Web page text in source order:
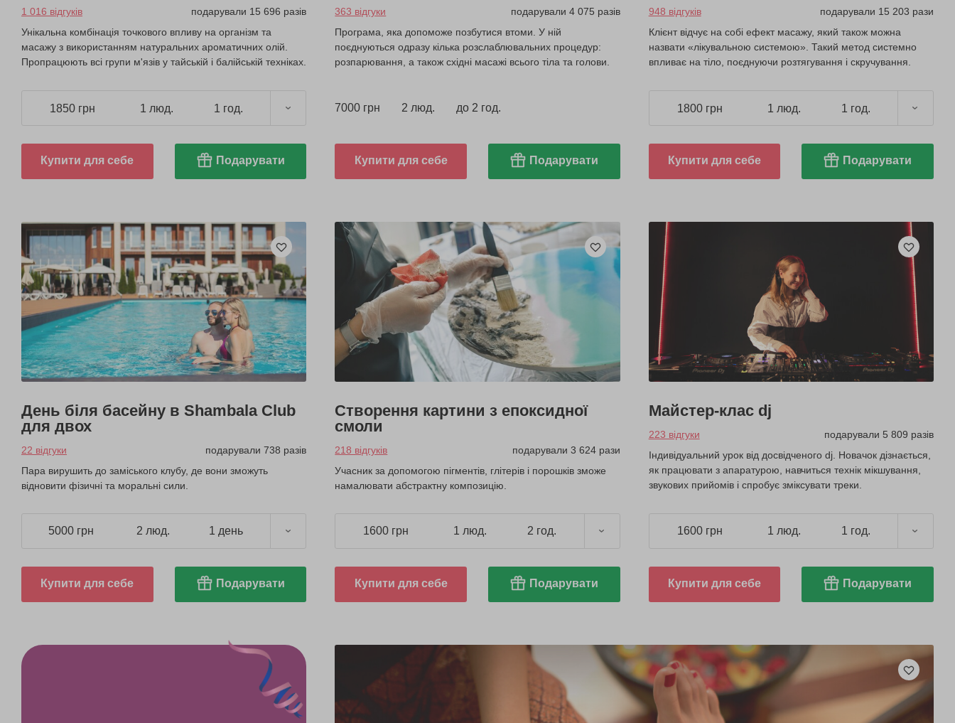
1 016 відгуків
подарували 15 696 разів
Унікальна комбінація точкового впливу на організм та
масажу з використанням натуральних ароматичних олій.
Пропрацюють всі групи м'язів у тайській і балійській техніках.
1850 грн 1 люд. 1 год.
Купити для себе Подарувати
363 відгуки
подарували 4 075 разів
Програма, яка допоможе позбутися втоми. У ній
поєднуються одразу кілька розслаблювальних процедур:
розпарювання, а також східні масажі всього тіла та голови.
7000 грн 2 люд. до 2 год.
Купити для себе Подарувати
948 відгуків
подарували 15 203 рази
Клієнт відчує на собі ефект масажу, який також можна
назвати «лікувальною системою». Такий метод системно
впливає на тіло, поєднуючи розтягування і скручування.
1800 грн 1 люд. 1 год.
Купити для себе Подарувати
День біля басейну в Shambala Club
для двох
22 відгуки
подарували 738 разів
Пара вирушить до заміського клубу, де вони зможуть
відновити фізичні та моральні сили.
5000 грн 2 люд. 1 день
Купити для себе Подарувати
Створення картини з епоксидної
смоли
218 відгуків
подарували 3 624 рази
Учасник за допомогою пігментів, глітерів і порошків зможе
намалювати абстрактну композицію.
1600 грн 1 люд. 2 год.
Купити для себе Подарувати
Майстер-клас dj
223 відгуки
подарували 5 809 разів
Індивідуальний урок від досвідченого dj. Новачок дізнається,
як працювати з апаратурою, навчиться технік мікшування,
звукових прийомів і спробує зміксувати треки.
1600 грн 1 люд. 1 год.
Купити для себе Подарувати